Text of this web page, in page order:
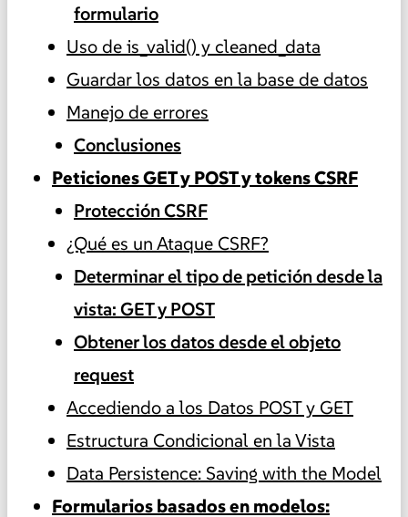
formulario
Uso de is_valid() y cleaned_data
Guardar los datos en la base de datos
Manejo de errores
Conclusiones
Peticiones GET y POST y tokens CSRF
Protección CSRF
¿Qué es un Ataque CSRF?
Determinar el tipo de petición desde la
vista: GET y POST
Obtener los datos desde el objeto
request
Accediendo a los Datos POST y GET
Estructura Condicional en la Vista
Data Persistence: Saving with the Model
Formularios basados en modelos: